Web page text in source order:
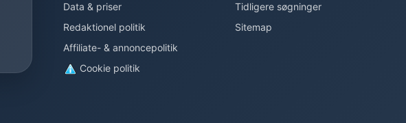
Data & priser
Redaktionel politik
Affiliate- & annoncepolitik
Cookie politik
Tidligere søgninger
Sitemap